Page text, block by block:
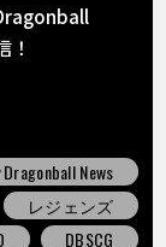
！
News
レジェンズ
DBSCG